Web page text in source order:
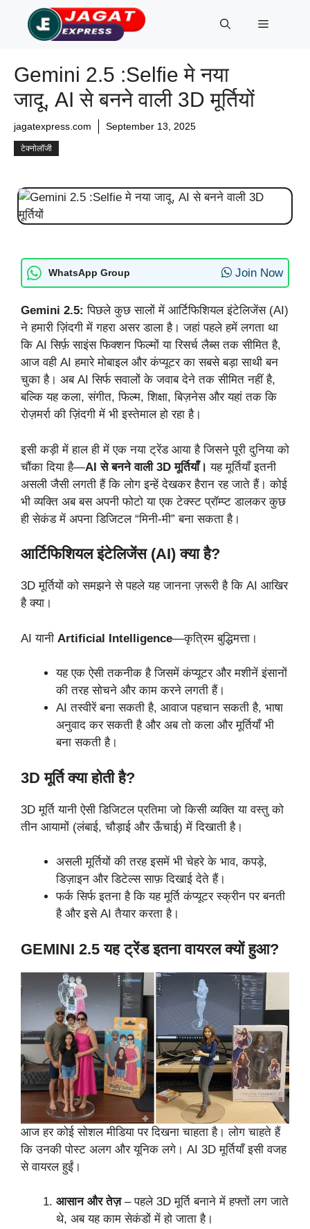
content
Menu
Gemini 2.5 :Selfie मे नया
जादू, AI से बनने वाली 3D मूर्तियों
jagatexpress.com September 13, 2025
टेक्नोलॉजी
WhatsApp Group Join Now
Gemini 2.5: पिछले कुछ सालों में आर्टिफिशियल इंटेलिजेंस (AI)
ने हमारी ज़िंदगी में गहरा असर डाला है। जहां पहले हमें लगता था
कि AI सिर्फ़ साइंस फिक्शन फिल्मों या रिसर्च लैब्स तक सीमित है,
आज वही AI हमारे मोबाइल और कंप्यूटर का सबसे बड़ा साथी बन
चुका है। अब AI सिर्फ सवालों के जवाब देने तक सीमित नहीं है,
बल्कि यह कला, संगीत, फिल्म, शिक्षा, बिज़नेस और यहां तक कि
रोज़मर्रा की ज़िंदगी में भी इस्तेमाल हो रहा है।
इसी कड़ी में हाल ही में एक नया ट्रेंड आया है जिसने पूरी दुनिया को
चौंका दिया है—AI से बनने वाली 3D मूर्तियाँ। यह मूर्तियाँ इतनी
असली जैसी लगती हैं कि लोग इन्हें देखकर हैरान रह जाते हैं। कोई
भी व्यक्ति अब बस अपनी फोटो या एक टेक्स्ट प्रॉम्प्ट डालकर कुछ
ही सेकंड में अपना डिजिटल “मिनी-मी” बना सकता है।
आर्टिफिशियल इंटेलिजेंस (AI) क्या है?
3D मूर्तियों को समझने से पहले यह जानना ज़रूरी है कि AI आखिर
है क्या।
AI यानी Artificial Intelligence—कृत्रिम बुद्धिमत्ता।
यह एक ऐसी तकनीक है जिसमें कंप्यूटर और मशीनें इंसानों
की तरह सोचने और काम करने लगती हैं।
AI तस्वीरें बना सकती है, आवाज पहचान सकती है, भाषा
अनुवाद कर सकती है और अब तो कला और मूर्तियाँ भी
बना सकती है।
3D मूर्ति क्या होती है?
3D मूर्ति यानी ऐसी डिजिटल प्रतिमा जो किसी व्यक्ति या वस्तु को
तीन आयामों (लंबाई, चौड़ाई और ऊँचाई) में दिखाती है।
असली मूर्तियों की तरह इसमें भी चेहरे के भाव, कपड़े,
डिज़ाइन और डिटेल्स साफ़ दिखाई देते हैं।
फर्क सिर्फ इतना है कि यह मूर्ति कंप्यूटर स्क्रीन पर बनती
है और इसे AI तैयार करता है।
GEMINI 2.5 यह ट्रेंड इतना वायरल क्यों हुआ?
आज हर कोई सोशल मीडिया पर दिखना चाहता है। लोग चाहते हैं
कि उनकी पोस्ट अलग और यूनिक लगे। AI 3D मूर्तियाँ इसी वजह
से वायरल हुईं।
आसान और तेज़– पहले 3D मूर्ति बनाने में हफ्तों लग जाते
थे, अब यह काम सेकंडों में हो जाता है।